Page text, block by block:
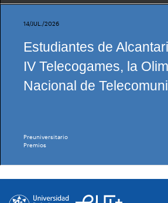
14/JUL./2026
Estudiantes de
IV Telecogames, la
Nacional de
Preuniversitario
Premios